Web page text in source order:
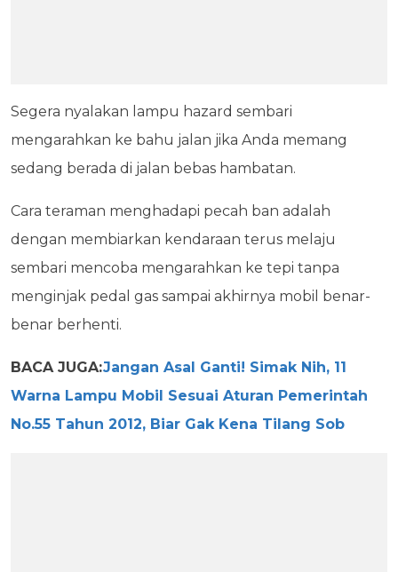
Segera nyalakan lampu hazard sembari
mengarahkan ke bahu jalan jika Anda memang
sedang berada di jalan bebas hambatan.
Cara teraman menghadapi pecah ban adalah
dengan membiarkan kendaraan terus melaju
sembari mencoba mengarahkan ke tepi tanpa
menginjak pedal gas sampai akhirnya mobil benar-
benar berhenti.
BACA JUGA:Jangan Asal Ganti! Simak Nih, 11
Warna Lampu Mobil Sesuai Aturan Pemerintah
No.55 Tahun 2012, Biar Gak Kena Tilang Sob